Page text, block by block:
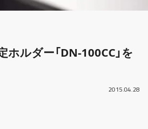
ルダー「DN-100CC」を
2015.04.28